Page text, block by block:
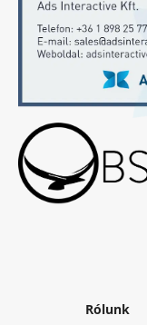
Rólunk